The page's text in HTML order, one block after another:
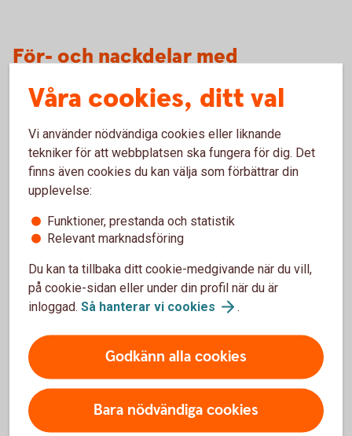
För- och nackdelar med
aktiederivat (optioner)
Fördelar
Kan användas till att skydda ett innehav mot
kursnedgång.
än vad som krävs för att göra en motsvarande affär
direkt i den underliggande tillgången.
Nackdelar
innehav av underliggande produkt.
Din maximala förlust för innehavda optioner kan
motsvara hela det satsade kapitalet och risken är
vanligen betydligt större än en placering i de
underliggande tillgångarna.
Dessa instrument bygger på en hävstång så både över-
Våra cookies, ditt val
Vi använder nödvändiga cookies eller liknande
tekniker för att webbplatsen ska fungera för dig. Det
finns även cookies du kan välja som förbättrar din
upplevelse:
Funktioner, prestanda och statistik
Relevant marknadsföring
Du kan ta tillbaka ditt cookie-medgivande när du vill,
på cookie-sidan eller under din profil när du är
inloggad. Så hanterar vi cookies .
Godkänn alla cookies
Bara nödvändiga cookies